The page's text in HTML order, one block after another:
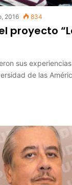
2016 834
proyecto
sus
de las